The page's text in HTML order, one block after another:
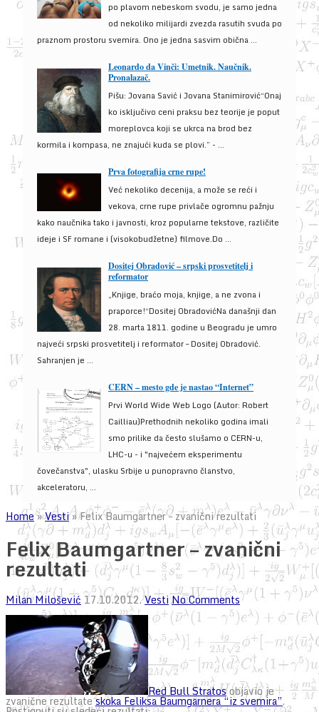
po plavom nebeskom svodu, je samo jedna
od nekoliko milijardi zvezda rasutih svuda po
praznom prostoru svemira. Ono je jedna sasvim obična ...
Leonardo da Vinči: Umetnik. Naučnik.
Pronalazač.
Pišu: Jovana Savić i Jovana Stanimirović“Onaj
ko isključivo ceni praksu bez teorije je poput
moreplovca koji se ukrca na brod bez
kormila i kompasa, ne znajući kuda se plovi.” - ...
Prva fotografija crne rupe!
Već nekoliko decenija, a može se reći i
vekova, crne rupe privlače ogromnu pažnju
kako naučnika tako i javnosti, kroz popularne tekstove, različite
ideje i SF romane i (visokobudžetne) filmove.Do ...
Dositej Obradović – srpski prosvetitelj i
reformator
„Knjige, braćo moja, knjige, a ne zvona i
praporce!“Dositej ObradovićNa današnji dan
28. marta 1811. godine u Beogradu je umro
najveći srpski prosvetitelj i reformator – Dositej Obradović.
Sahranjen je ...
CERN – mesto gde je nastao “Internet”
Prvi World Wide Web Logo (Autor: Robert
Cailliau)Prethodnih nekoliko godina imali
smo prilike da često slušamo o CERN-u,
LHC-u - i "najvećem eksperimentu
čovečanstva", ulasku Srbije u punopravno članstvo,
akceleratoru, ...
Home»Vesti»Felix Baumgartner – zvanični rezultati
Felix Baumgartner – zvanični
rezultati
Milan Milošević 17.10.2012. Vesti No Comments
Red Bull Stratosobjavio je
zvanične rezultateskoka Feliksa Baumgarnera “iz svemira”.